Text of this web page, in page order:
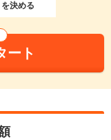
を決める
ート